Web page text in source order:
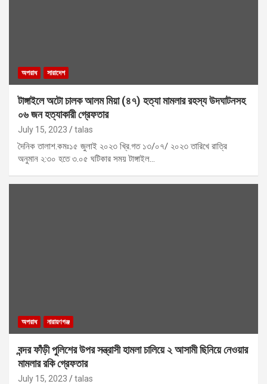
অপরাধ সারাদেশ
টাঙ্গাইলে অটো চালক আলম মিয়া (৪৭) হত্যা মামলার রহস্য উদঘাটনসহ
০৬ জন হত্যাকারী গ্রেফতার
July 15, 2023 talas
দৈনিক তালাশ.কমঃ১৫ জুলাই ২০২৩ খ্রি.গত ১৩/০৭/ ২০২৩ তারিখে রাত্রি
অনুমান ২:৩০ হতে ৩.০৫ ঘটিকার সময় টাঙ্গাইল…
অপরাধ নারায়ণগঞ্জ
বন্দর ফাঁড়ী পুলিশের উপর সন্ত্রাসী হামলা চালিয়ে ২ আসামী ছিনিয়ে নেওয়ার
মামলার রকি গ্রেফতার
July 15, 2023 talas